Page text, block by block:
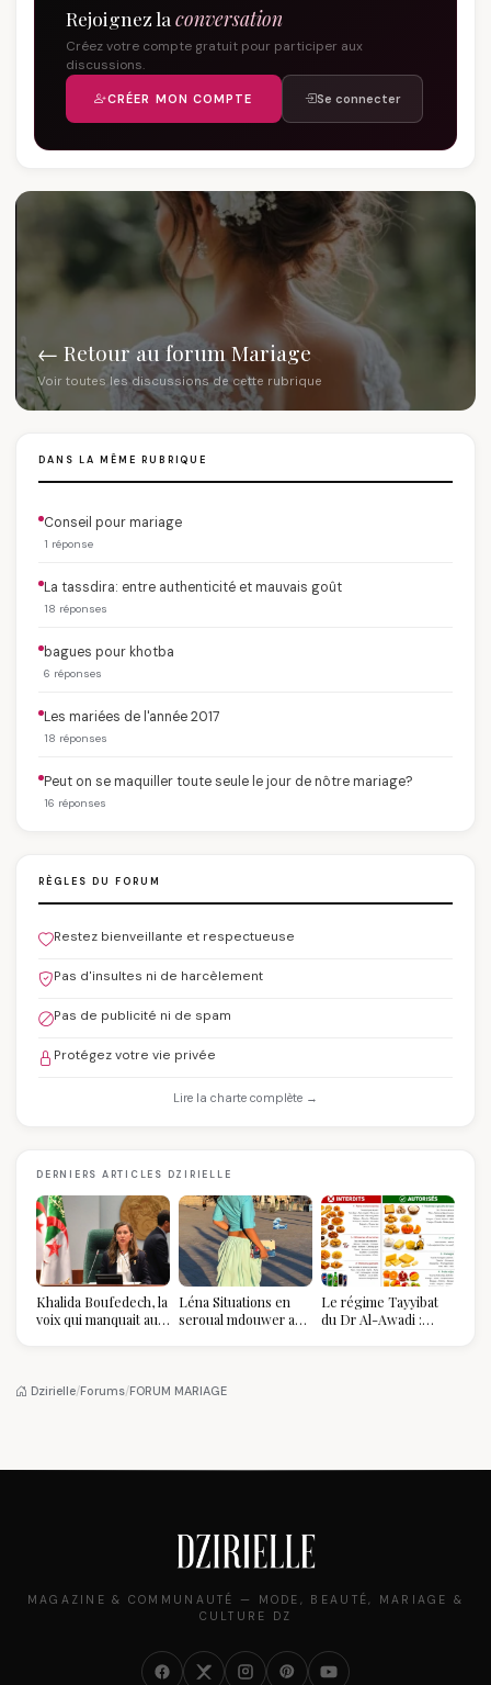
Rejoignez la conversation
Créez votre compte gratuit pour participer aux
discussions.
CRÉER MON COMPTE Se connecter
← Retour au forum Mariage
Voir toutes les discussions de cette rubrique
DANS LA MÊME RUBRIQUE
Conseil pour mariage
1 réponse
La tassdira: entre authenticité et mauvais goût
18 réponses
bagues pour khotba
6 réponses
Les mariées de l'année 2017
18 réponses
Peut on se maquiller toute seule le jour de nôtre mariage?
16 réponses
RÈGLES DU FORUM
Restez bienveillante et respectueuse
Pas d'insultes ni de harcèlement
Pas de publicité ni de spam
Protégez votre vie privée
Lire la charte complète →
DERNIERS ARTICLES DZIRIELLE
Khalida Boufedech, la
voix qui manquait au
Léna Situations en
seroual mdouwer au
pièce mode de l'été
Le régime Tayyibat
du Dr Al-Awadi :
Dzirielle/Forums/FORUM MARIAGE
MAGAZINE & COMMUNAUTÉ — MODE, BEAUTÉ, MARIAGE &
CULTURE DZ